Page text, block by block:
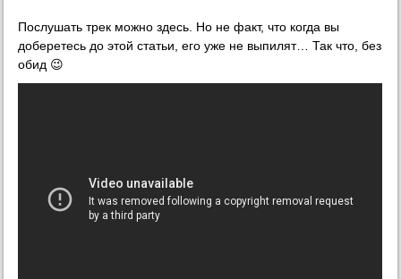
Послушать трек можно здесь. Но не факт, что когда вы
доберетесь до этой статьи, его уже не выпилят… Так что, без
обид 😉